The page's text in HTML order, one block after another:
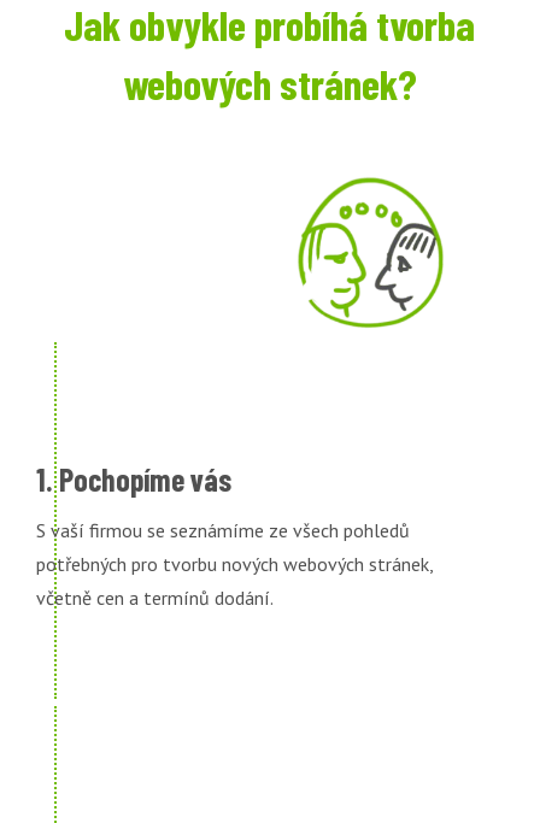
Jak obvykle probíhá tvorba
webových stránek?
1. Pochopíme vás
S vaší firmou se seznámíme ze všech pohledů
potřebných pro tvorbu nových webových stránek,
včetně cen a termínů dodání.